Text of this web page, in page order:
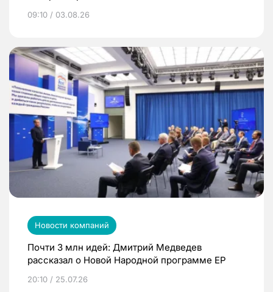
09:10 / 03.08.26
Новости компаний
Почти 3 млн идей: Дмитрий Медведев
рассказал о Новой Народной программе ЕР
20:10 / 25.07.26